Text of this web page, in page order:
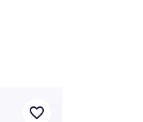
favorite_border